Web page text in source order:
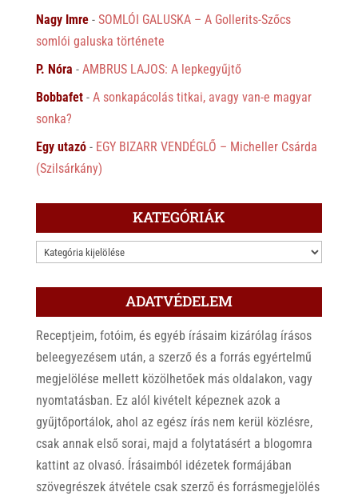
Nagy Imre- SOMLÓI GALUSKA – A Gollerits-Szőcs
somlói galuska története
P. Nóra - AMBRUS LAJOS: A lepkegyűjtő
Bobbafet- A sonkapácolás titkai, avagy van-e magyar
sonka?
Egy utazó- EGY BIZARR VENDÉGLŐ – Micheller Csárda
(Szilsárkány)
KATEGÓRIÁK
KATEGÓRIÁK
ADATVÉDELEM
Receptjeim, fotóim, és egyéb írásaim kizárólag írásos
beleegyezésem után, a szerző és a forrás egyértelmű
megjelölése mellett közölhetőek más oldalakon, vagy
nyomtatásban. Ez alól kivételt képeznek azok a
gyűjtőportálok, ahol az egész írás nem kerül közlésre,
csak annak első sorai, majd a folytatásért a blogomra
kattint az olvasó. Írásaimból idézetek formájában
szövegrészek átvétele csak szerző és forrásmegjelölés